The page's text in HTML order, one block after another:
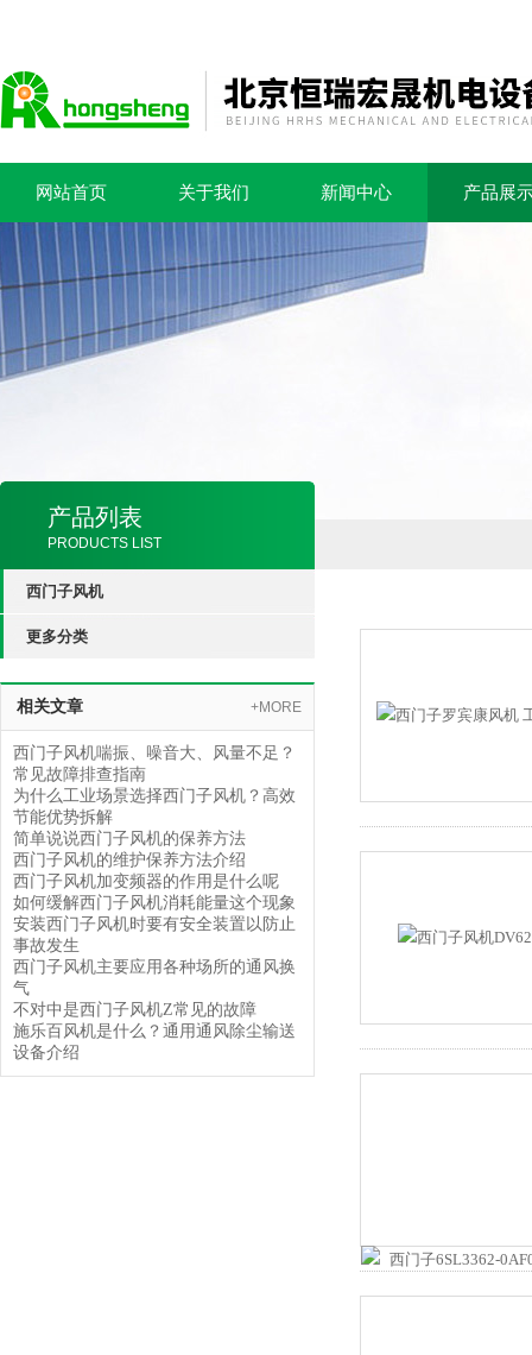
网站首页 关于我们 新闻中心 产品展
产品列表
PRODUCTS LIST
西门子风机
更多分类
相关文章 +MORE
西门子风机喘振、噪音大、风量不足？
常见故障排查指南
为什么工业场景选择西门子风机？高效
节能优势拆解
简单说说西门子风机的保养方法
西门子风机的维护保养方法介绍
西门子风机加变频器的作用是什么呢
如何缓解西门子风机消耗能量这个现象
安装西门子风机时要有安全装置以防止
事故发生
西门子风机主要应用各种场所的通风换
气
不对中是西门子风机Z常见的故障
施乐百风机是什么？通用通风除尘输送
设备介绍